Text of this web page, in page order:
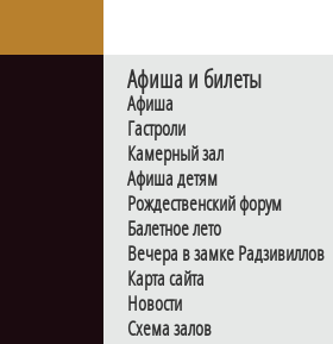
Афиша и билеты
Афиша
Гастроли
Камерный зал
Афиша детям
Рождественский форум
Балетное лето
Вечера в замке Радзивиллов
Карта сайта
Новости
Схема залов